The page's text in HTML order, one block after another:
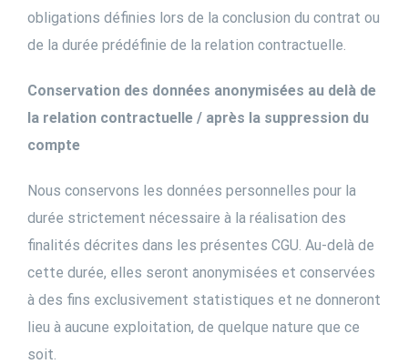
obligations définies lors de la conclusion du contrat ou
de la durée prédéfinie de la relation contractuelle.
Conservation des données anonymisées au delà de
la relation contractuelle / après la suppression du
compte
Nous conservons les données personnelles pour la
durée strictement nécessaire à la réalisation des
finalités décrites dans les présentes CGU. Au-delà de
cette durée, elles seront anonymisées et conservées
à des fins exclusivement statistiques et ne donneront
lieu à aucune exploitation, de quelque nature que ce
soit.